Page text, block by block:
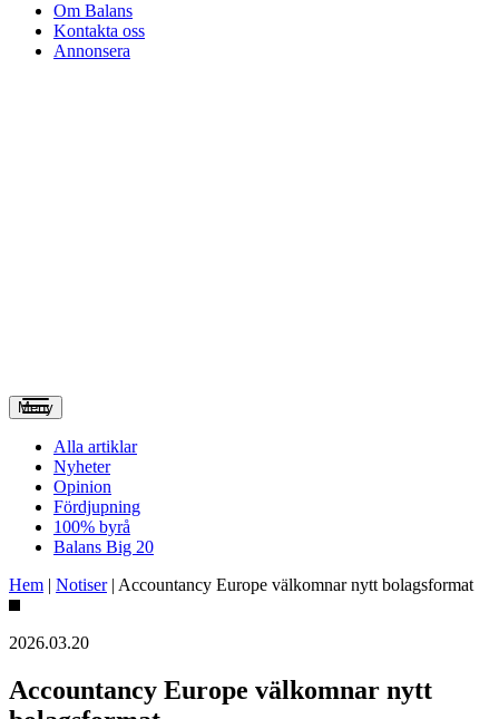
Om Balans
Kontakta oss
Annonsera
Meny
Alla artiklar
Nyheter
Opinion
Fördjupning
100% byrå
Balans Big 20
Hem | Notiser| Accountancy Europe välkomnar nytt bolagsformat
2026.03.20
Accountancy Europe välkomnar nytt